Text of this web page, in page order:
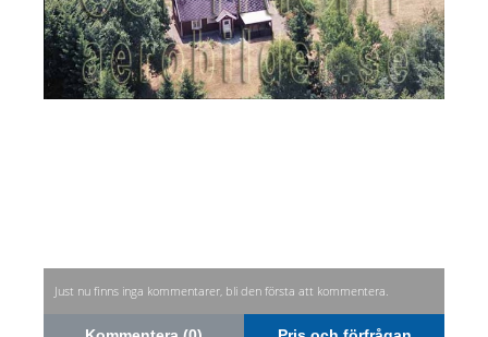
Just nu finns inga kommentarer, bli den första att kommentera.